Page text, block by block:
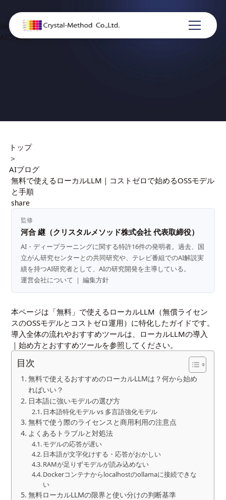
blog
AIブログ
トップ
＞
AIブログ
無料で使えるローカルLLM｜コストゼロで始めるOSSモデル
と手順
share
監修
河合 継（クリスタルメソッド株式会社 代表取締役）
AI・ディープラーニングに関する特許16件の発明者。過去、国
立がん研究センターとの共同研究や、テレビ番組でのAI解説実
績を持つAI研究者として、AIの研究開発を主導している。
運営会社について ｜編集方針
本ページは「無料」で使えるローカルLLM（無償ライセン
スのOSSモデルとコストゼロ運用）に特化したガイドです。
導入全体の流れやおすすめツールは、 ローカルLLMの導入
｜始め方とおすすめツールを参照してください。
目次
無料で使えるおすすめのローカルLLMは？何から始め
ればいい？
日本語に強いモデルの選び方
日本語特化モデル vs 多言語強化モデル
無料で使う際のライセンスと商用利用の注意点
よくあるトラブルと対処法
モデルの応答が遅い
日本語が文字化けする・応答がおかしい
RAMが足りずモデルが読み込めない
Dockerコンテナからlocalhostのollamaに接続できな
い
無料ローカルLLMの限界と使い分けの判断基準